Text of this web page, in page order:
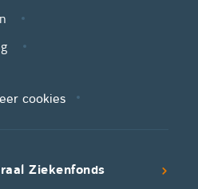
cookies
Ziekenfonds